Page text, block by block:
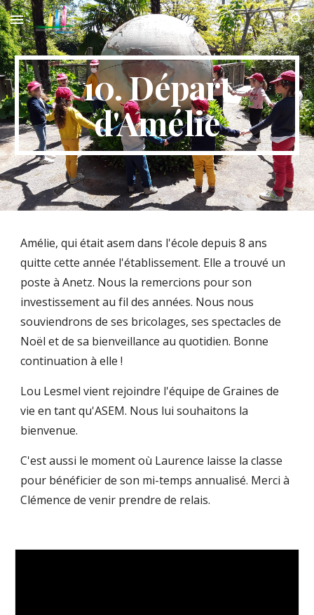
Skip to main content Skip to navigation
10. Départ
d'Amélie
Amélie, qui était asem dans l'école depuis 8 ans
quitte cette année l'établissement. Elle a trouvé un
poste à Anetz. Nous la remercions pour son
investissement au fil des années. Nous nous
souviendrons de ses bricolages, ses spectacles de
Noël et de sa bienveillance au quotidien. Bonne
continuation à elle !
Lou Lesmel vient rejoindre l'équipe de Graines de
vie en tant qu'ASEM. Nous lui souhaitons la
bienvenue.
C'est aussi le moment où Laurence laisse la classe
pour bénéficier de son mi-temps annualisé. Merci à
Clémence de venir prendre de relais.